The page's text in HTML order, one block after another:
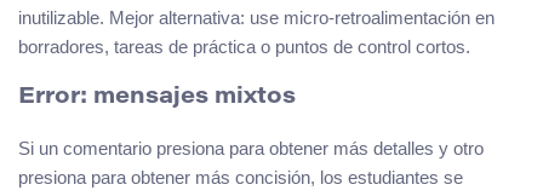
inutilizable. Mejor alternativa: use micro-retroalimentación en
borradores, tareas de práctica o puntos de control cortos.
Error: mensajes mixtos
Si un comentario presiona para obtener más detalles y otro
presiona para obtener más concisión, los estudiantes se